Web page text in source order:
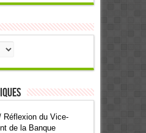
Réflexion du Vice-
de la Banque